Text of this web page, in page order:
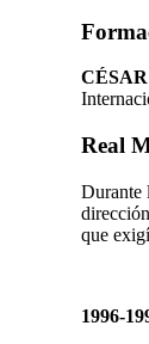
Real
Durante
que
1996-